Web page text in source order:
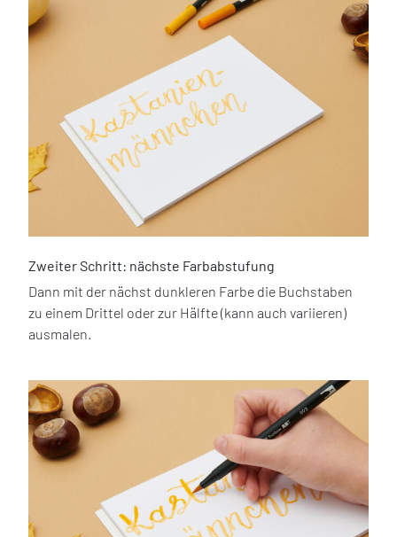
Zweiter Schritt: nächste Farbabstufung
Dann mit der nächst dunkleren Farbe die Buchstaben
zu einem Drittel oder zur Hälfte (kann auch variieren)
ausmalen.